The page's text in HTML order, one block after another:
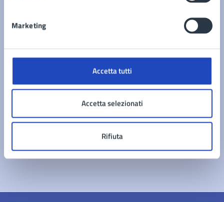
Marketing
Accetta tutti
Accetta selezionati
Rifiuta
Elenco Beni Confiscati